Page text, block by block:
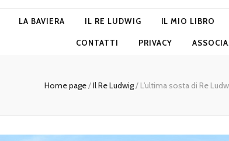
LA BAVIERA IL RE LUDWIG IL MIO LIBRO
CONTATTI PRIVACY
Home page/Il Re Ludwig/ L’ultima sosta di Re